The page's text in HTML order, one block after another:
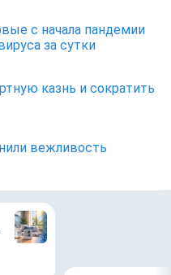
с начала пандемии
за сутки
казнь и сократить
вежливость